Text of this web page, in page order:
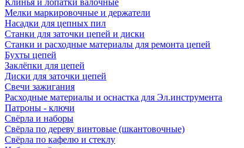
Клинья и лопатки валочные
Мелки маркировочные и держатели
Насадки для цепных пил
Станки для заточки цепей и диски
Станки и расходные материалы для ремонта цепей
Бухты цепей
Заклёпки для цепей
Диски для заточки цепей
Свечи зажигания
Расходные материалы и оснастка для Эл.инструмента
Патроны - ключи
Свёрла и наборы
Свёрла по дереву винтовые (шкантовочные)
Свёрла по кафелю и стеклу